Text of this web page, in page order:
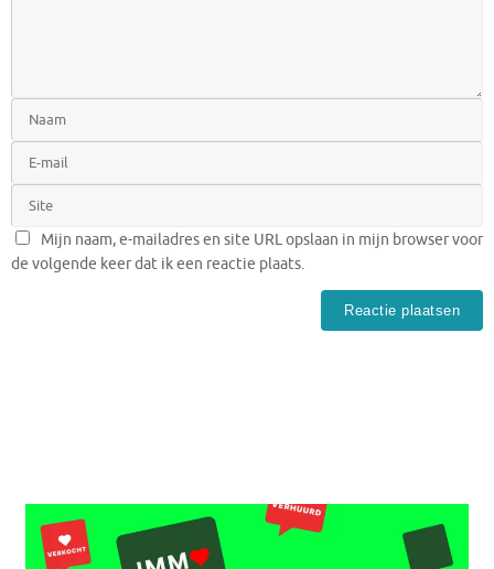
Mijn naam, e-mailadres en site URL opslaan in mijn browser voor
de volgende keer dat ik een reactie plaats.